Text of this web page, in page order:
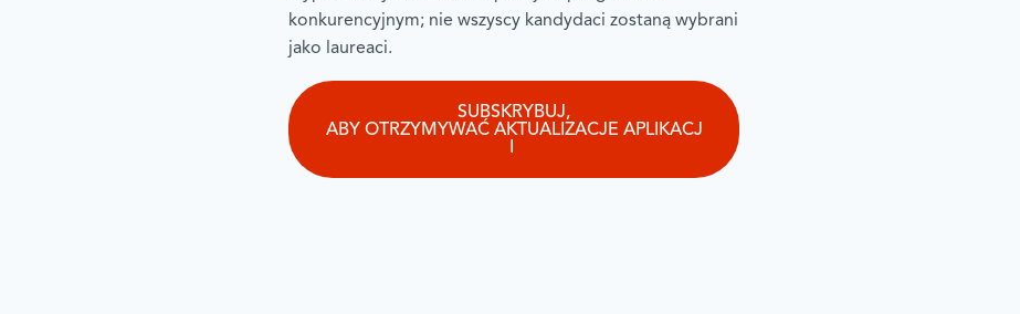
konkurencyjnym; nie wszyscy kandydaci zostaną wybrani
jako laureaci.
SUBSKRYBUJ,
ABY OTRZYMYWAĆ AKTUALIZACJE APLIKACJ